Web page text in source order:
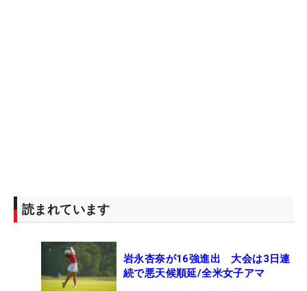
読まれています
岩永杏奈が16強進出 大会は3日連
続で悪天候順延/全米女子アマ